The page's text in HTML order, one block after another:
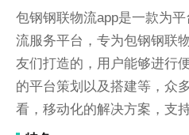
包钢钢联物流app是一款为
流服务平台，专为包钢钢联
友们打造的，用户能够进行
的平台策划以及搭建等，众
看，移动化的解决方案，支